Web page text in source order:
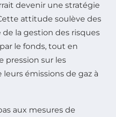
devenir une stratégie
attitude soulève des
de la gestion des risques
le fonds, tout en
pression sur les
émissions de gaz à
aux mesures de